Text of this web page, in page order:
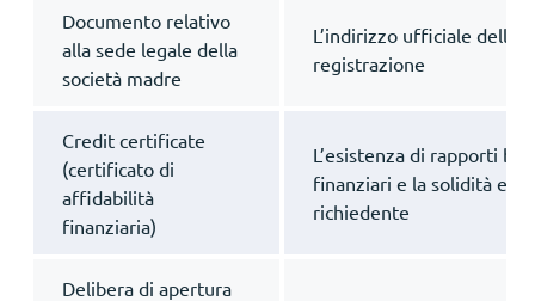
Documento relativo
alla sede legale della
società madre
L’indirizzo ufficiale
registrazione
Credit certificate
(certificato di
affidabilità
finanziaria)
L’esistenza di rapporti
finanziari e la solidità
richiedente
Delibera di apertura